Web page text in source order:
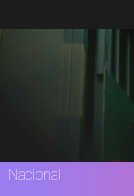
Nacional